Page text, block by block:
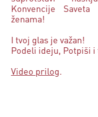
Konvencije
ženama!
I tvoj glas je važan!
Podeli ideju, Potpiši i
Video prilog.